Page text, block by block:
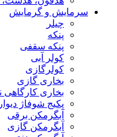
سرمایش و گرمایش
چیلر
پنکه
پنکه سقفی
کولر آبی
کولرگازی
بخاری گازی
بخاری کارگاهی
پکیج شوفاژ
آبگرمکن برقی
آبگرمکن گازی